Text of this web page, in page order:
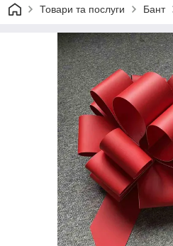
Товари та послуги Бант